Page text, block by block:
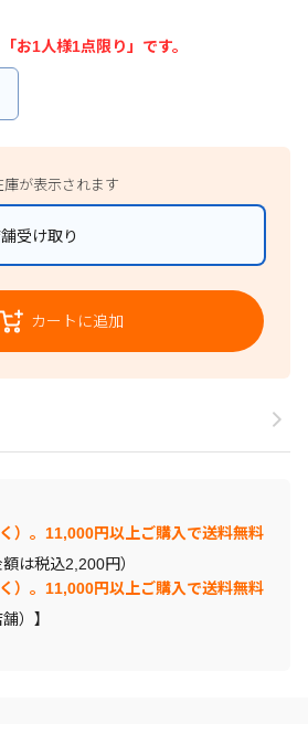
お1人様1点限り」です。
庫が表示されます
受け取り
カートに追加
）。11,000円以上ご購入で送料無料
は税込2,200円）
）。11,000円以上ご購入で送料無料
）】